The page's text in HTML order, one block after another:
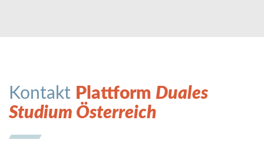
Kontakt Plattform Duales
Studium Österreich